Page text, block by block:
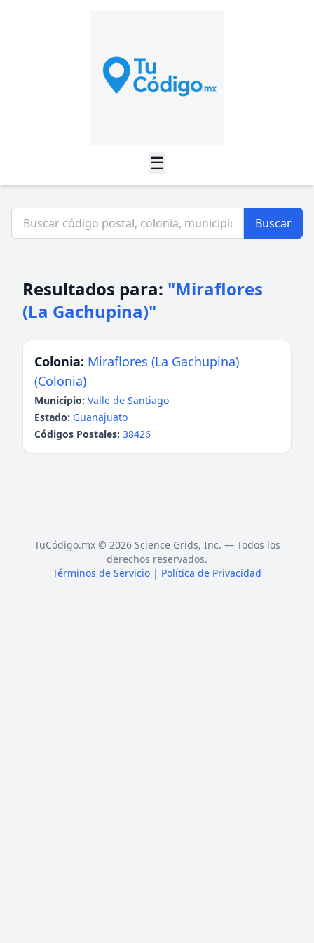
☰
Buscar
Resultados para: "Miraflores
(La Gachupina)"
Colonia: Miraflores (La Gachupina)
(Colonia)
Municipio: Valle de Santiago
Estado: Guanajuato
Códigos Postales: 38426
TuCódigo.mx © 2026 Science Grids, Inc. — Todos los
derechos reservados.
Términos de Servicio | Política de Privacidad